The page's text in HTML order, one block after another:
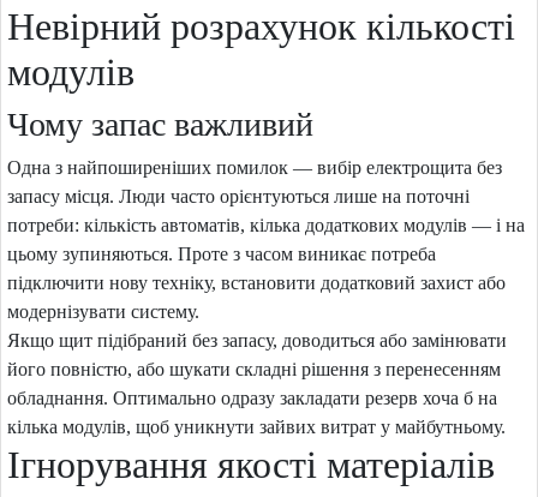
Невірний розрахунок кількості
модулів
Чому запас важливий
Одна з найпоширеніших помилок — вибір електрощита без
запасу місця. Люди часто орієнтуються лише на поточні
потреби: кількість автоматів, кілька додаткових модулів — і на
цьому зупиняються. Проте з часом виникає потреба
підключити нову техніку, встановити додатковий захист або
модернізувати систему.
Якщо щит підібраний без запасу, доводиться або замінювати
його повністю, або шукати складні рішення з перенесенням
обладнання. Оптимально одразу закладати резерв хоча б на
кілька модулів, щоб уникнути зайвих витрат у майбутньому.
Ігнорування якості матеріалів